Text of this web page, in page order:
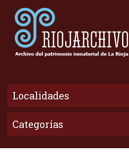
Localidades
Categorías